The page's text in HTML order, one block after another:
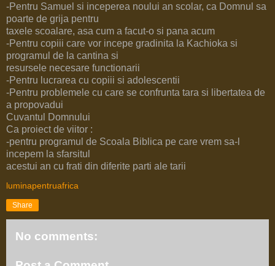
-Pentru Samuel si inceperea noului an scolar, ca Domnul sa
poarte de grija pentru
taxele scoalare, asa cum a facut-o si pana acum
-Pentru copiii care vor incepe gradinita la Kachioka si
programul de la cantina si
resursele necesare functionarii
-Pentru lucrarea cu copiii si adolescentii
-Pentru problemele cu care se confrunta tara si libertatea de
a propovadui
Cuvantul Domnului
Ca proiect de viitor :
-pentru programul de Scoala Biblica pe care vrem sa-l
incepem la sfarsitul
acestui an cu frati din diferite parti ale tarii
luminapentruafrica
Share
No comments: